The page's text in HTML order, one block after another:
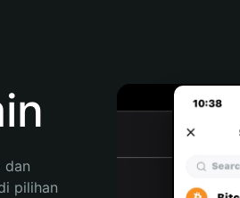
dan
pilihan